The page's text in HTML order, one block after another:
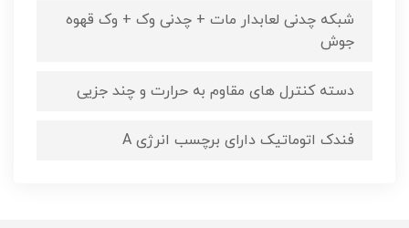
شبکه چدنی لعابدار مات + چدنی وک + وک قهوه
جوش
دسته کنترل های مقاوم به حرارت و چند جزیی
فندک اتوماتیک دارای برچسب انرژی A